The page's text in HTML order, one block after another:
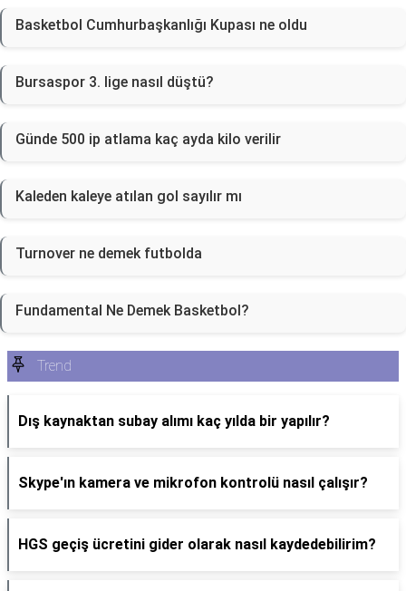
Basketbol Cumhurbaşkanlığı Kupası ne oldu
Bursaspor 3. lige nasıl düştü?
Günde 500 ip atlama kaç ayda kilo verilir
Kaleden kaleye atılan gol sayılır mı
Turnover ne demek futbolda
Fundamental Ne Demek Basketbol?
Trend
Dış kaynaktan subay alımı kaç yılda bir yapılır?
Skype'ın kamera ve mikrofon kontrolü nasıl çalışır?
HGS geçiş ücretini gider olarak nasıl kaydedebilirim?